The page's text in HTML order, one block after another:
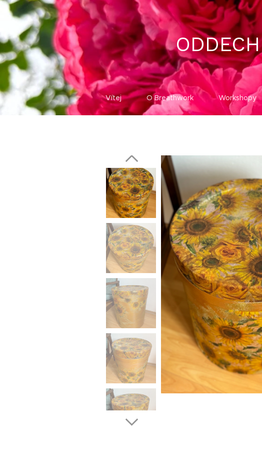
Vítej O Breathwork Workshopy